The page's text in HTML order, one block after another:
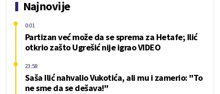
Najnovije
Partizan već može da se sprema za Hetafe; Ilić
otkrio zašto Ugrešić nije igrao VIDEO
0:01
Saša Ilić nahvalio Vukotića, ali mu i zamerio: "To
ne sme da se dešava!"
23:58